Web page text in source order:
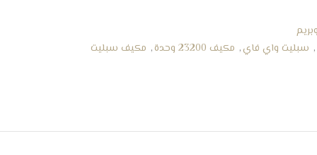
, سبليت واي فاي, مكيف 23200 وحدة , مكيف سبليت